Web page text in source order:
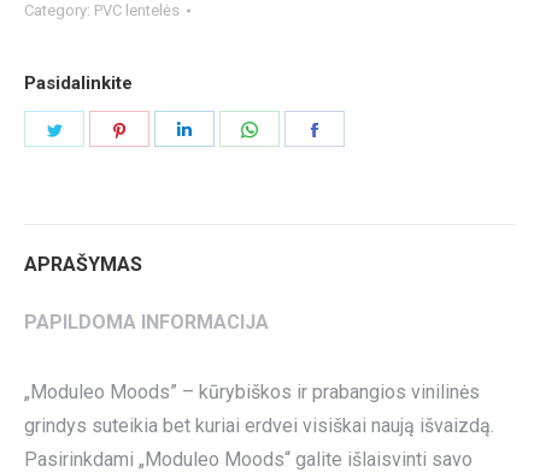
Category: PVC lentelės
Pasidalinkite
APRAŠYMAS
PAPILDOMA INFORMACIJA
„Moduleo Moods” – kūrybiškos ir prabangios vinilinės
grindys suteikia bet kuriai erdvei visiškai naują išvaizdą.
Pasirinkdami „Moduleo Moods“ galite išlaisvinti savo